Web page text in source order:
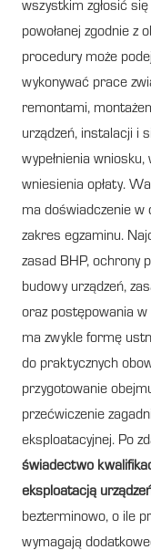
wszystkim zgłosić
powołanej zgodnie z
procedury może
wykonywać prace
remontami,
urządzeń, instalacji i
wypełnienia
wniesienia opłaty.
ma doświadczenie w
zakres egzaminu.
zasad BHP, ochrony
budowy urządzeń,
oraz postępowania
ma zwykle formę
do praktycznych
przygotowanie
przećwiczenie
eksploatacyjnej. Po
świadectwo
eksploatacją
bezterminowo, o ile
wymagają